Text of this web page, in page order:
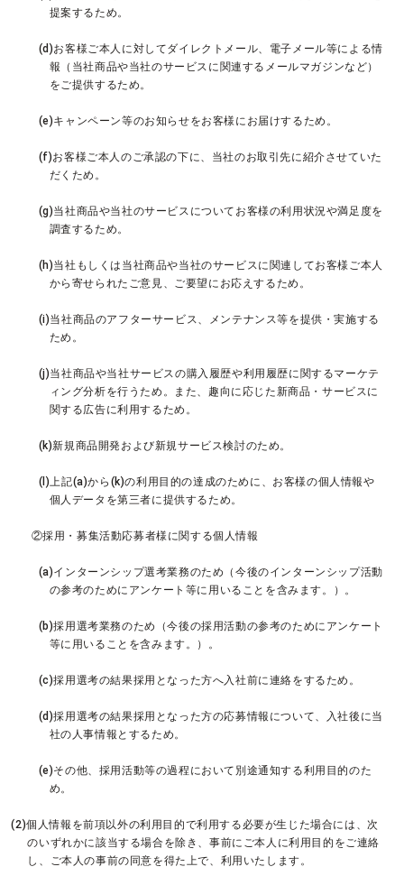
提案するため。
(d)お客様ご本人に対してダイレクトメール、電子メール等による情
報（当社商品や当社のサービスに関連するメールマガジンなど）
をご提供するため。
(e)キャンペーン等のお知らせをお客様にお届けするため。
(f)お客様ご本人のご承認の下に、当社のお取引先に紹介させていた
だくため。
(g)当社商品や当社のサービスについてお客様の利用状況や満足度を
調査するため。
(h)当社もしくは当社商品や当社のサービスに関連してお客様ご本人
から寄せられたご意見、ご要望にお応えするため。
(i)当社商品のアフターサービス、メンテナンス等を提供・実施する
ため。
(j)当社商品や当社サービスの購入履歴や利用履歴に関するマーケテ
ィング分析を行うため。また、趣向に応じた新商品・サービスに
関する広告に利用するため。
(k)新規商品開発および新規サービス検討のため。
(l)上記(a)から(k)の利用目的の達成のために、お客様の個人情報や
個人データを第三者に提供するため。
②採用・募集活動応募者様に関する個人情報
(a)インターンシップ選考業務のため（今後のインターンシップ活動
の参考のためにアンケート等に用いることを含みます。）。
(b)採用選考業務のため（今後の採用活動の参考のためにアンケート
等に用いることを含みます。）。
(c)採用選考の結果採用となった方へ入社前に連絡をするため。
(d)採用選考の結果採用となった方の応募情報について、入社後に当
社の人事情報とするため。
(e)その他、採用活動等の過程において別途通知する利用目的のた
め。
(2)個人情報を前項以外の利用目的で利用する必要が生じた場合には、次
のいずれかに該当する場合を除き、事前にご本人に利用目的をご連絡
し、ご本人の事前の同意を得た上で、利用いたします。